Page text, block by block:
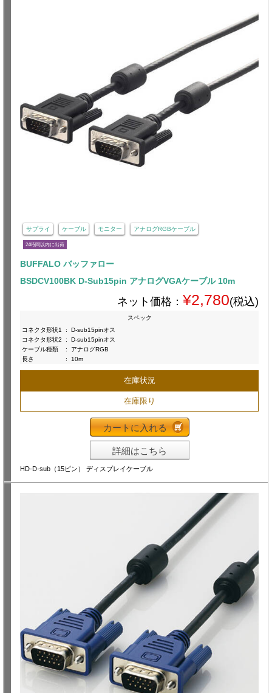
サプライ ケーブル モニター アナログRGBケーブル
24時間以内に出荷
BUFFALO バッファロー
BSDCV100BK D-Sub15pin アナログVGAケーブル 10m
ネット価格： ¥2,780(税込)
スペック
コネクタ形状1
:
D-sub15pinオス
コネクタ形状2
:
D-sub15pinオス
ケーブル種類
:
アナログRGB
長さ
: 10m
在庫状況
在庫限り
カートに入れる
詳細はこちら
HD-D-sub（15ピン） ディスプレイケーブル